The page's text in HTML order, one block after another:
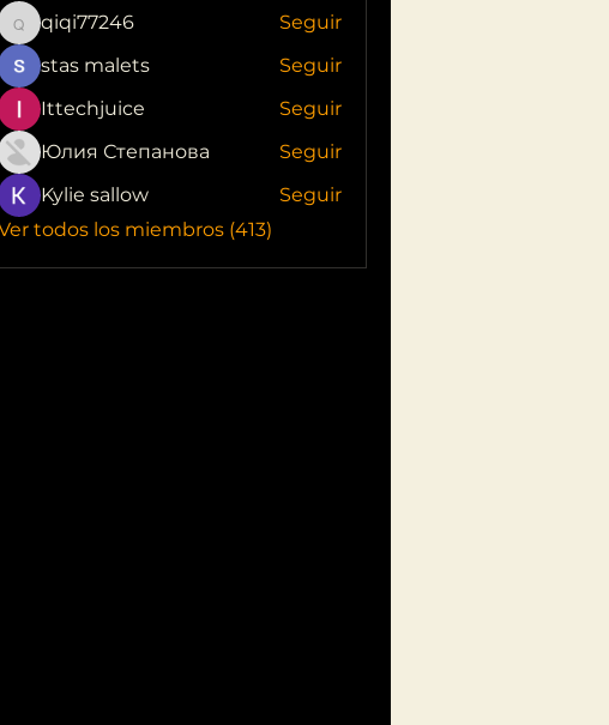
qiqi77246
qiqi77246
Seguir
stas malets
Seguir
Ittechjuice
Seguir
Юлия Степанова
Seguir
Kylie sallow
Seguir
todos los miembros (413)